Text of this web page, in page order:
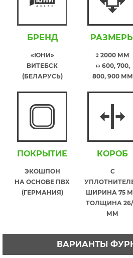
БРЕНД
«ЮНИ»
ВИТЕБСК
(БЕЛАРУСЬ)
↕ 2000 ММ
↔ 600, 700,
800, 900 ММ
ПОКРЫТИЕ
ЭКОШПОН
НА ОСНОВЕ ПВХ
(ГЕРМАНИЯ)
КОРОБ
С
ШИРИНА 75
ТОЛЩИНА 26/
ММ
ВАРИАНТЫ